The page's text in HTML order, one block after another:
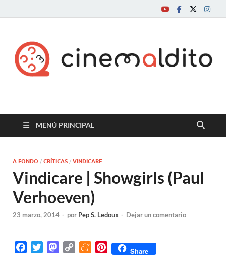
Cine maldito
MENÚ PRINCIPAL
A FONDO / CRÍTICAS / VINDICARE
Vindicare | Showgirls (Paul
Verhoeven)
23 marzo, 2014 - por Pep S. Ledoux - Dejar un comentario
M
M
P
Share